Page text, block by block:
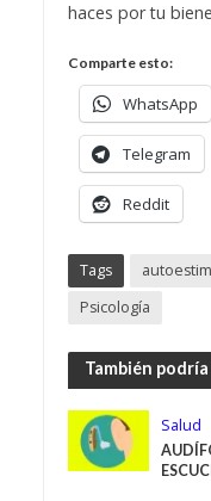
haces por tu
Comparte esto:
WhatsApp
Telegram
Reddit
Tags
Psicología
También
Salud